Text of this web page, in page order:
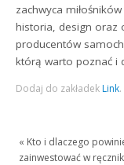
zachwyca
historia, design oraz
producentów
którą warto poznać i
Dodaj do zakładek Link.
« Kto i dlaczego
zainwestować w